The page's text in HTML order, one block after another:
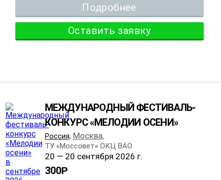
Подробнее
Оставить заявку
МЕЖДУНАРОДНЫЙ ФЕСТИВАЛЬ-
КОНКУРС «МЕЛОДИИ ОСЕНИ»
Россия, Москва,
ТУ «Моссовет» ОКЦ ВАО
20 — 20 сентября 2026 г.
300Р